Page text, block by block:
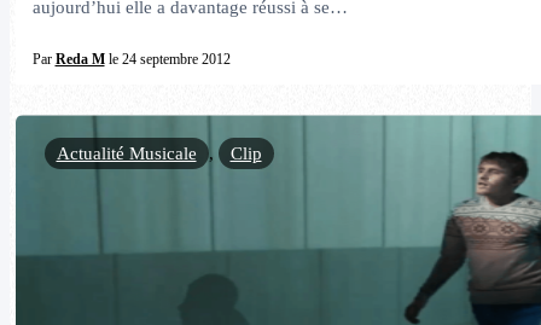
aujourd’hui elle a davantage réussi à se…
Par Reda Mle 24 septembre 2012
Actualité Musicale , Clip